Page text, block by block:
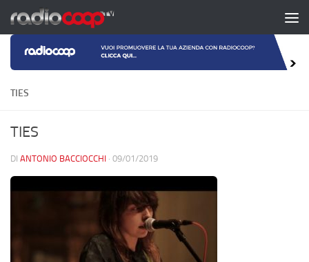
Salta al contenuto
TIES
TIES
DI ANTONIO BACCIOCCHI · 09/01/2019